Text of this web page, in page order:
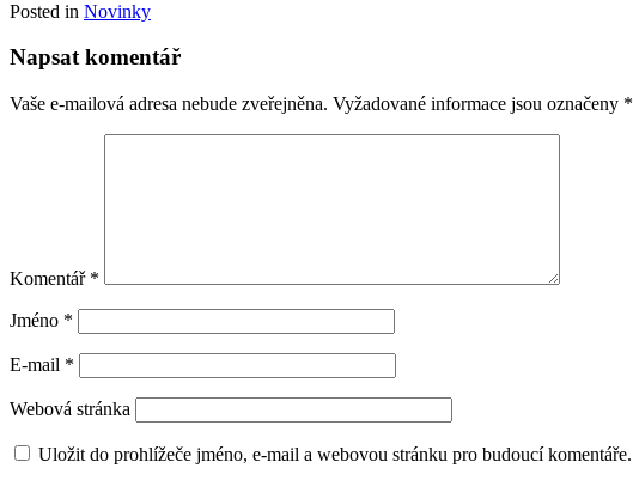
Posted in Novinky
Napsat komentář
Vaše e-mailová adresa nebude zveřejněna. Vyžadované informace jsou označeny *
Komentář *
Jméno *
E-mail *
Webová stránka
Uložit do prohlížeče jméno, e-mail a webovou stránku pro budoucí komentáře.